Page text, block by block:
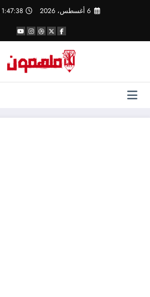
6 أغسطس، 2026 1:47:38 PM